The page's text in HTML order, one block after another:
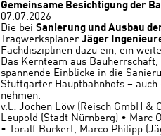
Gemeinsame Besichtigung der
07.07.2026
Die bei Sanierung und Ausbau
Tragwerksplaner Jäger
Fachdisziplinen dazu ein, ein
Das Kernteam aus
spannende Einblicke in die
Stuttgarter Hauptbahnhofs –
nehmen.
v.l.: Jochen Löw (Reisch GmbH &
Leupold (Stadt Nürnberg) • Marc
• Toralf Burkert, Marco Philipp